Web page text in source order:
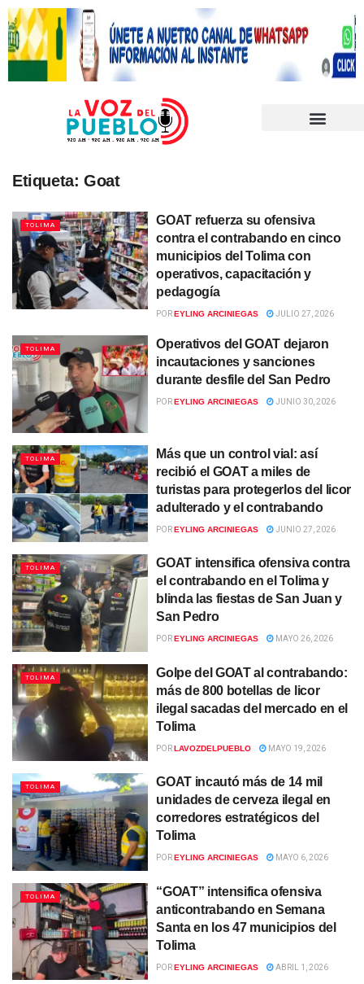
Etiqueta: Goat
TOLIMA
GOAT refuerza su ofensiva
contra el contrabando en cinco
municipios del Tolima con
operativos, capacitación y
pedagogía
POREYLING ARCINIEGAS JULIO 27, 2026
TOLIMA
Operativos del GOAT dejaron
incautaciones y sanciones
durante desfile del San Pedro
POREYLING ARCINIEGAS JUNIO 30, 2026
TOLIMA
Más que un control vial: así
recibió el GOAT a miles de
turistas para protegerlos del licor
adulterado y el contrabando
POREYLING ARCINIEGAS JUNIO 27, 2026
TOLIMA
GOAT intensifica ofensiva contra
el contrabando en el Tolima y
blinda las fiestas de San Juan y
San Pedro
POREYLING ARCINIEGAS MAYO 26, 2026
TOLIMA
Golpe del GOAT al contrabando:
más de 800 botellas de licor
ilegal sacadas del mercado en el
Tolima
PORLAVOZDELPUEBLO MAYO 19, 2026
TOLIMA
GOAT incautó más de 14 mil
unidades de cerveza ilegal en
corredores estratégicos del
Tolima
POR EYLING ARCINIEGAS MAYO 6, 2026
TOLIMA
“GOAT” intensifica ofensiva
anticontrabando en Semana
Santa en los 47 municipios del
Tolima
POREYLING ARCINIEGAS ABRIL 1, 2026